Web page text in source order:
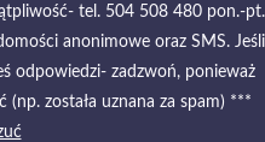
tel. 504 508 480 pon.-pt.
anonimowe oraz SMS. Jeśli
odpowiedzi- zadzwoń, ponieważ
(np. została uznana za spam) ***
– PUDEŁKA